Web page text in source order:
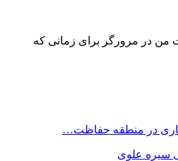
من در مرورگر برای زمانی که
در منطقه حفاظت…
سیره علوی